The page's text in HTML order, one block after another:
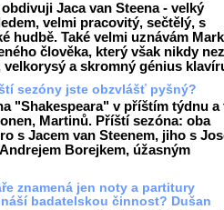
Jaca van Steena - velký
velmi pracovitý, sečtělý, s
hudbě. Také velmi uznávám
člověka, který však nikdy
velkorysý a skromný génius
sezóny jste obzvlášť pyšný?
"Shakespeara" v příštím týdnu a
Martinů. Příští sezóna: oba
s Jacem van Steenem, jiho s
Borejkem, úžasným
znamená jen noty a partitury
badatelskou činnost? Dušan